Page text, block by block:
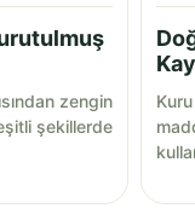
zengin
şekillerde